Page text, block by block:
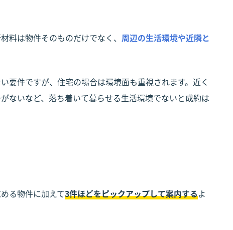
料は物件そのものだけでなく、 周辺の生活環境や近隣と
要件ですが、住宅の場合は環境面も重視されます。近く
ないなど、落ち着いて暮らせる生活環境でないと成約は
る物件に加えて3件ほどをピックアップして案内するよ